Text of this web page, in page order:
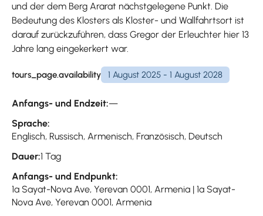
und der dem Berg Ararat nächstgelegene Punkt. Die
Bedeutung des Klosters als Kloster- und Wallfahrtsort ist
darauf zurückzuführen, dass Gregor der Erleuchter hier 13
Jahre lang eingekerkert war.
tours_page.availability 1 August 2025 - 1 August 2028
Anfangs- und Endzeit:—
Sprache:
Englisch, Russisch, Armenisch, Französisch, Deutsch
Dauer:1 Tag
Anfangs- und Endpunkt:
1a Sayat-Nova Ave, Yerevan 0001, Armenia | 1a Sayat-
Nova Ave, Yerevan 0001, Armenia